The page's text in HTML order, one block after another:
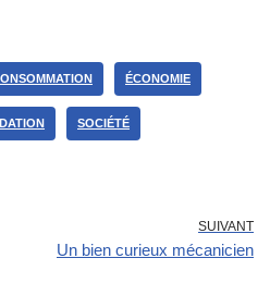
ÉCONOMIE
SOCIÉTÉ
SUIVANT
Un bien curieux mécanicien